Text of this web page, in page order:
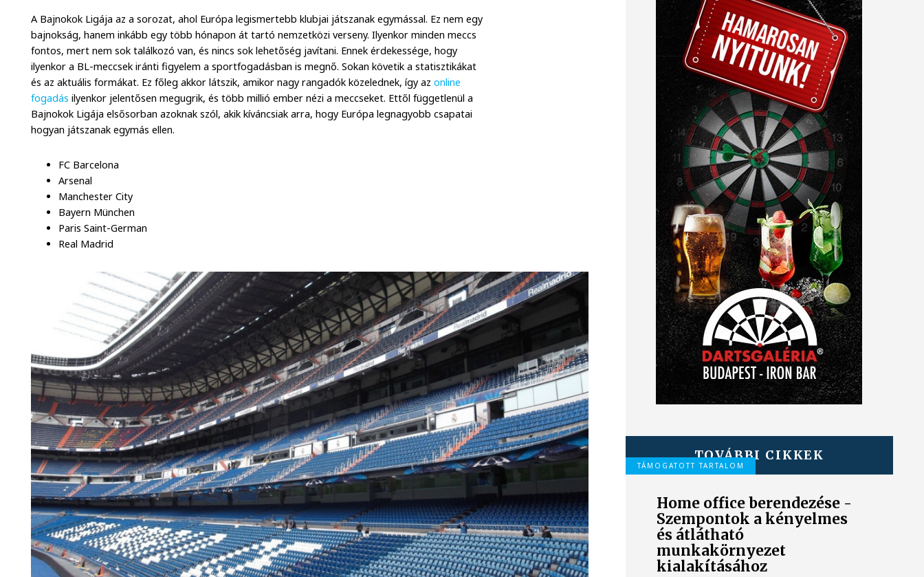
A Bajnokok Ligája az a sorozat, ahol Európa legismertebb klubjai játszanak egymással. Ez nem egy
bajnokság, hanem inkább egy több hónapon át tartó nemzetközi verseny. Ilyenkor minden meccs
fontos, mert nem sok találkozó van, és nincs sok lehetőség javítani. Ennek érdekessége, hogy
ilyenkor a BL-meccsek iránti figyelem a sportfogadásban is megnő. Sokan követik a statisztikákat
és az aktuális formákat. Ez főleg akkor látszik, amikor nagy rangadók közelednek, így azonline
fogadás ilyenkor jelentősen megugrik, és több millió ember nézi a meccseket. Ettől függetlenül a
Bajnokok Ligája elsősorban azoknak szól, akik kíváncsiak arra, hogy Európa legnagyobb csapatai
hogyan játszanak egymás ellen.
FC Barcelona
Arsenal
Manchester City
Bayern München
Paris Saint-German
Real Madrid
TOVÁBBI CIKKEK
TÁMOGATOTT TARTALOM
Home office berendezése -
Szempontok a kényelmes
és átlátható
munkakörnyezet
kialakításához